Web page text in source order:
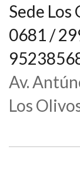
Sede
0681 /
Av.
Los